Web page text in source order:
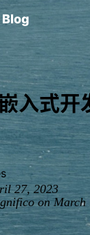
入式开
27, 2023
on March